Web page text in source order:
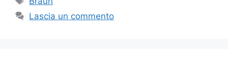
Lascia un commento